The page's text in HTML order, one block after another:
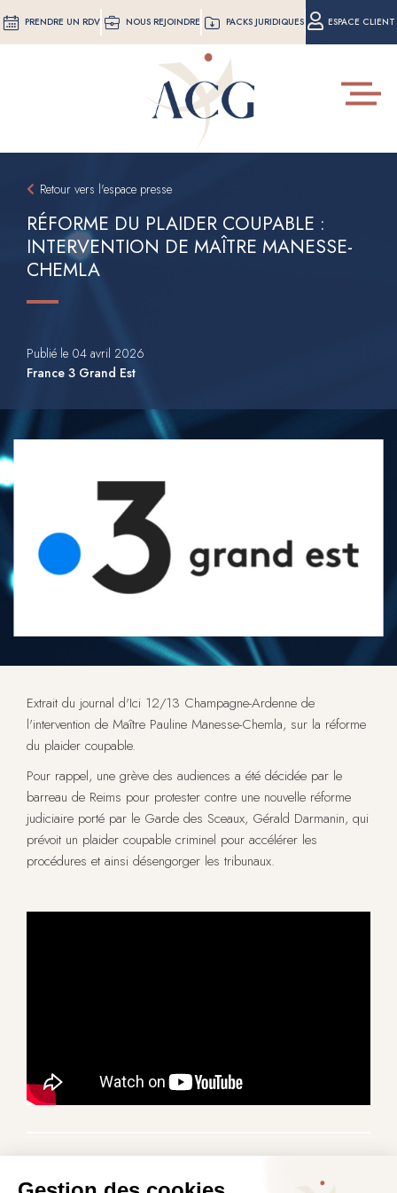
Aller
au
PRENDRE UN RDV NOUS REJOINDRE PACKS JURIDIQUES ESPACE CLIENT
Toggle
Retour vers l'espace presse
RÉFORME DU PLAIDER COUPABLE :
INTERVENTION DE MAÎTRE MANESSE-
CHEMLA
Publié le 04 avril 2026
France 3 Grand Est
Extrait du journal d'Ici 12/13 Champagne-Ardenne de
l'intervention de Maître Pauline Manesse-Chemla, sur la réforme
du plaider coupable.
Pour rappel, une grève des audiences a été décidée par le
barreau de Reims pour protester contre une nouvelle réforme
judiciaire porté par le Garde des Sceaux, Gérald Darmanin, qui
prévoit un plaider coupable criminel pour accélérer les
procédures et ainsi désengorger les tribunaux.